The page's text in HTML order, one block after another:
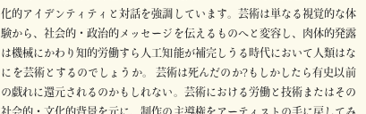
化的アイデンティティと対話を強調しています。芸術は単なる視覚的な体
験から、社会的・政治的メッセージを伝えるものへと変容し、肉体的発露
は機械にかわり知的労働すら人工知能が補完しうる時代において人類はな
にを芸術とするのでしょうか。 芸術は死んだのか?もしかしたら有史以前
の戯れに還元されるのかもしれない。芸術における労働と技術またはその
社会的・文化的背景を元に、制作の主導権をアーティストの手に戻してみ